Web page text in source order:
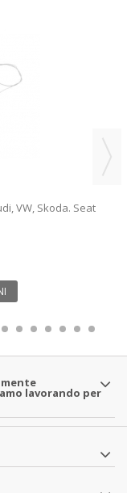
VW, Skoda. Seat
lavorando per